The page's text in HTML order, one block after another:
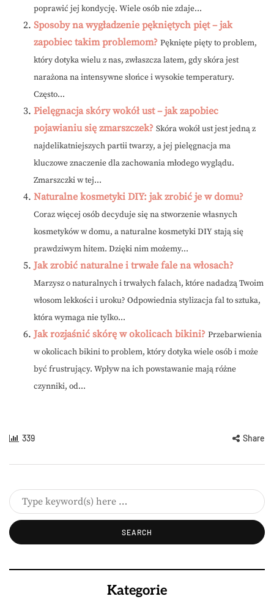
poprawić jej kondycję. Wiele osób nie zdaje...
Sposoby na wygładzenie pękniętych pięt – jak
zapobiec takim problemom? Pęknięte pięty to problem,
który dotyka wielu z nas, zwłaszcza latem, gdy skóra jest
narażona na intensywne słońce i wysokie temperatury.
Często...
Pielęgnacja skóry wokół ust – jak zapobiec
pojawianiu się zmarszczek? Skóra wokół ust jest jedną z
najdelikatniejszych partii twarzy, a jej pielęgnacja ma
kluczowe znaczenie dla zachowania młodego wyglądu.
Zmarszczki w tej...
Naturalne kosmetyki DIY: jak zrobić je w domu?
Coraz więcej osób decyduje się na stworzenie własnych
kosmetyków w domu, a naturalne kosmetyki DIY stają się
prawdziwym hitem. Dzięki nim możemy...
Jak zrobić naturalne i trwałe fale na włosach?
Marzysz o naturalnych i trwałych falach, które nadadzą Twoim
włosom lekkości i uroku? Odpowiednia stylizacja fal to sztuka,
która wymaga nie tylko...
Jak rozjaśnić skórę w okolicach bikini? Przebarwienia
w okolicach bikini to problem, który dotyka wiele osób i może
być frustrujący. Wpływ na ich powstawanie mają różne
czynniki, od...
339 Share
Kategorie